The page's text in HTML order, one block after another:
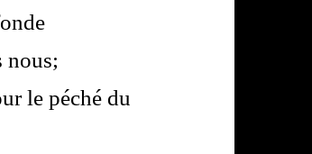
nous;
le péché du